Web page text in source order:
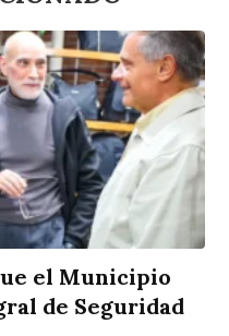
el Municipio
de Seguridad